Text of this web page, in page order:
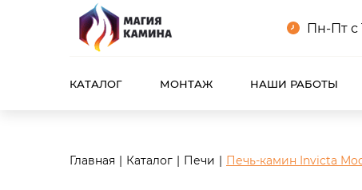
<meta name="robots" content="noindex, follow"/>
Пн-Пт с
КАТАЛОГ МОНТАЖ НАШИ РАБОТЫ
Главная Каталог Печи Печь-камин Invicta